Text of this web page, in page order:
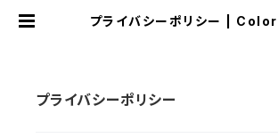
プライバシーポリシー |
プライバシーポリシー